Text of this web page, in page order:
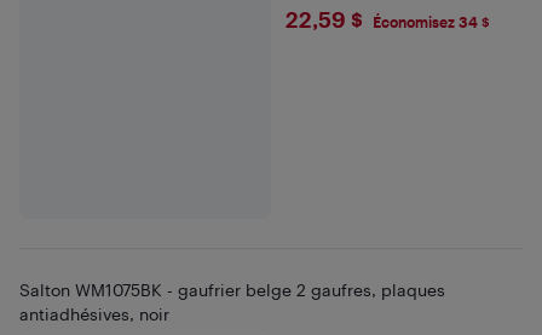
$22.59
22,59 $ Économisez 34 $
Salton WM1075BK - gaufrier belge 2 gaufres, plaques
antiadhésives, noir